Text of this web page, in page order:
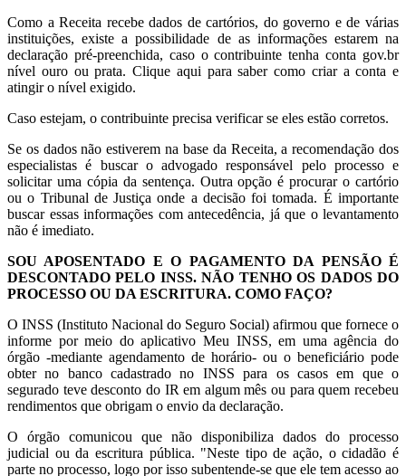
Como a Receita recebe dados de cartórios, do governo e de várias
instituições, existe a possibilidade de as informações estarem na
declaração pré-preenchida, caso o contribuinte tenha conta gov.br
nível ouro ou prata. Clique aqui para saber como criar a conta e
atingir o nível exigido.
Caso estejam, o contribuinte precisa verificar se eles estão corretos.
Se os dados não estiverem na base da Receita, a recomendação dos
especialistas é buscar o advogado responsável pelo processo e
solicitar uma cópia da sentença. Outra opção é procurar o cartório
ou o Tribunal de Justiça onde a decisão foi tomada. É importante
buscar essas informações com antecedência, já que o levantamento
não é imediato.
SOU APOSENTADO E O PAGAMENTO DA PENSÃO É
DESCONTADO PELO INSS. NÃO TENHO OS DADOS DO
PROCESSO OU DA ESCRITURA. COMO FAÇO?
O INSS (Instituto Nacional do Seguro Social) afirmou que fornece o
informe por meio do aplicativo Meu INSS, em uma agência do
órgão -mediante agendamento de horário- ou o beneficiário pode
obter no banco cadastrado no INSS para os casos em que o
segurado teve desconto do IR em algum mês ou para quem recebeu
rendimentos que obrigam o envio da declaração.
O órgão comunicou que não disponibiliza dados do processo
judicial ou da escritura pública. "Neste tipo de ação, o cidadão é
parte no processo, logo por isso subentende-se que ele tem acesso ao